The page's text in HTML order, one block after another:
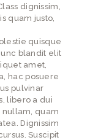
dignissim,
quam justo,
quisque
blandit elit
amet,
hac posuere
pulvinar
libero a dui
quam
Dignissim
Suscipit